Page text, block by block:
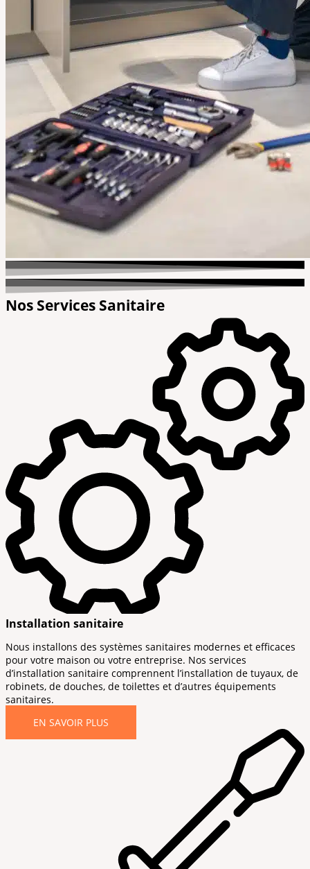
Nos Services Sanitaire
Installation sanitaire
Nous installons des systèmes sanitaires modernes et efficaces
pour votre maison ou votre entreprise. Nos services
d’installation sanitaire comprennent l’installation de tuyaux, de
robinets, de douches, de toilettes et d’autres équipements
sanitaires.
EN SAVOIR PLUS